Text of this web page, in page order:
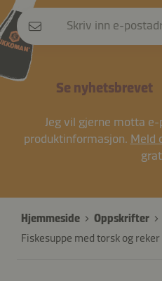
Skriv inn e-
Se nyhetsbrevet
Jeg vil gjerne motta
produktinformasjon. Meld
Hjemmeside
Oppskrifter
Fiskesuppe med torsk og reker